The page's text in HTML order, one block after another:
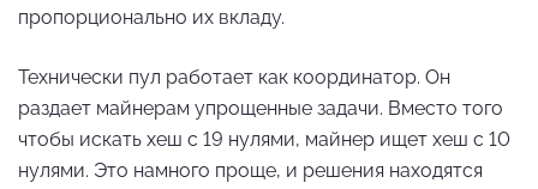
пропорционально их вкладу.
Технически пул работает как координатор. Он
раздает майнерам упрощенные задачи. Вместо того
чтобы искать хеш с 19 нулями, майнер ищет хеш с 10
нулями. Это намного проще, и решения находятся